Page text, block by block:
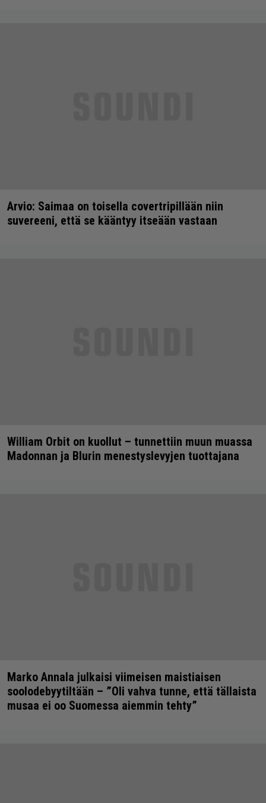
Arvio: Saimaa on toisella covertripillään niin
suvereeni, että se kääntyy itseään vastaan
William Orbit on kuollut – tunnettiin muun muassa
Madonnan ja Blurin menestyslevyjen tuottajana
Marko Annala julkaisi viimeisen maistiaisen
soolodebyytiltään – ”Oli vahva tunne, että tällaista
musaa ei oo Suomessa aiemmin tehty”